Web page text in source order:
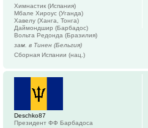
Химнастик (Испания)
Мбале Хироус (Уганда)
Хавелу (Ханга, Тонга)
Даймондшир (Барбадос)
Вольта Редонда (Бразилия)
зам. в Тинен (Бельгия)
Сборная Испании (нац.)
Deschko87
Президент ФФ Барбадоса